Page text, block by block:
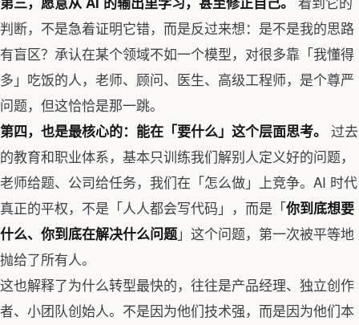
判断，不是急着证明它错，而是反过来想：是不是我的思路
有盲区？承认在某个领域不如一个模型，对很多靠「我懂得
多」吃饭的人，老师、顾问、医生、高级工程师，是个尊严
问题，但这恰恰是那一跳。
第四，也是最核心的：能在「要什么」这个层面思考。
过去
的教育和职业体系，基本只训练我们解别人定义好的问题，
老师给题、公司给任务，我们在「怎么做」上竞争。AI 时代
真正的平权，不是「人人都会写代码」，而是「你到底想要
什么、你到底在解决什么问题」这个问题，第一次被平等地
抛给了所有人。
这也解释了为什么转型最快的，往往是产品经理、独立创作
者、小团队创始人。不是因为他们技术强，而是因为他们本